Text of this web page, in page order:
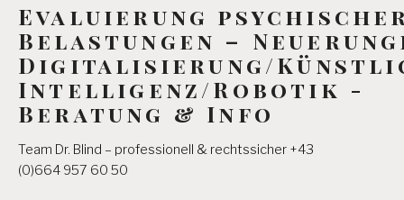
Evaluierung
Belastungen –
Digitalisierung/
Intelligenz/Robotik -
Beratung & Info
Team Dr. Blind – professionell & rechtssicher +43
(0)664 957 60 50